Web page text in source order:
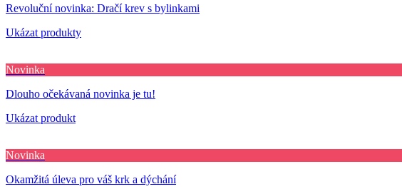
Revoluční novinka: Dračí krev s bylinkami
Ukázat produkty
Novinka
Dlouho očekávaná novinka je tu!
Ukázat produkt
Novinka
Okamžitá úleva pro váš krk a dýchání